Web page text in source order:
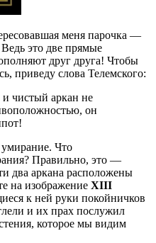
меня парочка —
Ведь это две прямые
друг друга! Чтобы
приведу слова Телемского:
чистый аркан не
он
Что
Правильно, это —
два аркана расположены
на изображение XIII
к ней руки покойничков
и их прах послужил
которое мы видим